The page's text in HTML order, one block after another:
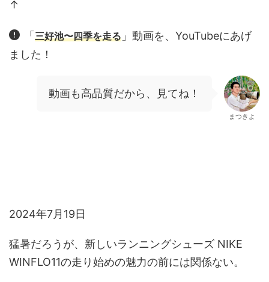
↑
「三好池〜四季を走る 」動画を、YouTubeにあげ
ました！
動画も高品質だから、見てね！
まつきよ
2024年7月19日
猛暑だろうが、新しいランニングシューズ NIKE
WINFLO11の走り始めの魅力の前には関係ない。